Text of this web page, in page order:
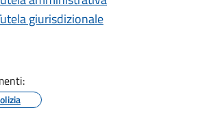
giurisdizionale